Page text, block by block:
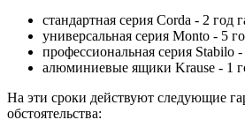
стандартная серия Corda - 2 год
универсальная серия Monto - 5
профессиональная серия Stabilo
алюминиевые ящики Krause - 1
На эти сроки действуют следующие
обстоятельства: